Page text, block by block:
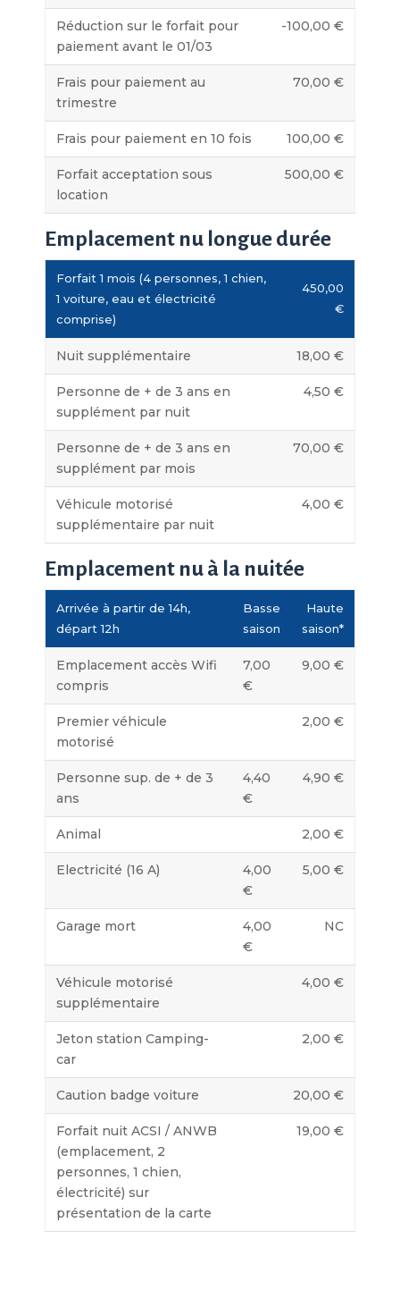
Réduction sur le forfait pour
paiement avant le 01/03
-100,00 €
Frais pour paiement au
trimestre
70,00 €
Frais pour paiement en 10 fois 100,00 €
Forfait acceptation sous
location
500,00 €
Emplacement nu longue durée
Forfait 1 mois (4 personnes, 1 chien,
1 voiture, eau et électricité
comprise)
450,00
€
Nuit supplémentaire 18,00 €
Personne de + de 3 ans en
supplément par nuit
4,50 €
Personne de + de 3 ans en
supplément par mois
70,00 €
Véhicule motorisé
supplémentaire par nuit
4,00 €
Emplacement nu à la nuitée
Arrivée à partir de 14h,
départ 12h
Basse
saison
Haute
saison*
Emplacement accès Wifi
compris
7,00
€
9,00 €
Premier véhicule
motorisé
2,00 €
Personne sup. de + de 3
ans
4,40
€
4,90 €
Animal 2,00 €
Electricité (16 A)
4,00
€
5,00 €
Garage mort
4,00
€
NC
Véhicule motorisé
supplémentaire
4,00 €
Jeton station Camping-
car
2,00 €
Caution badge voiture 20,00 €
Forfait nuit ACSI / ANWB
(emplacement, 2
personnes, 1 chien,
électricité) sur
présentation de la carte
19,00 €